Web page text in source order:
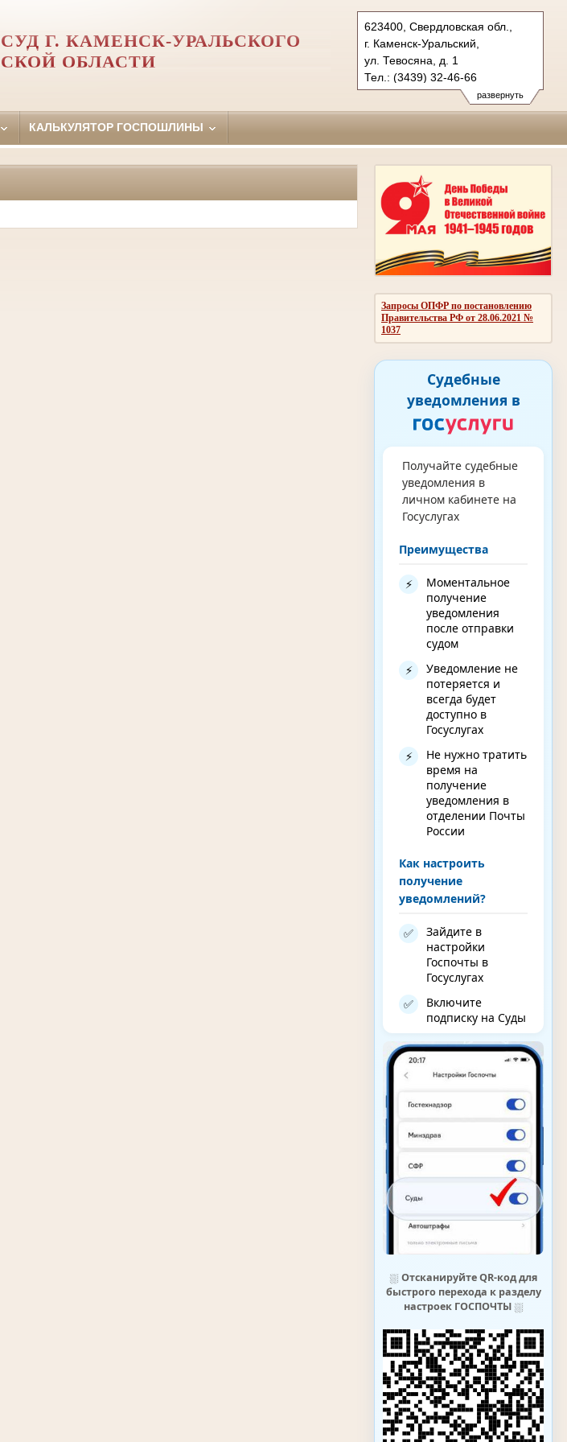
развернуть
623400, Свердловская обл.,
г. Каменск-Уральский,
ул. Тевосяна, д. 1
Тел.: (3439) 32-46-66
sinarsky.svd@sudrf.ru
Г. КАМЕНСК-УРАЛЬСКОГО
ОБЛАСТИ
КАЛЬКУЛЯТОР ГОСПОШЛИНЫ
Запросы ОПФР по постановлению
Правительства РФ от 28.06.2021 №
1037
Судебные
уведомления в
Получайте судебные
уведомления в
личном кабинете на
Госуслугах
Преимущества
⚡
Моментальное
получение
уведомления
после отправки
судом
⚡
Уведомление не
потеряется и
всегда будет
доступно в
Госуслугах
⚡
Не нужно тратить
время на
получение
уведомления в
отделении Почты
России
Как настроить
получение
уведомлений?
✅
Зайдите в
настройки
Госпочты в
Госуслугах
✅
Включите
подписку на Суды
⛆ Отсканируйте QR-код для
быстрого перехода к разделу
настроек ГОСПОЧТЫ⛆